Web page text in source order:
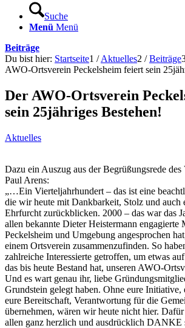
Suche
Menü Menü
Beiträge
Du bist hier: Startseite1 / Aktuelles2 / Beiträge
AWO-Ortsverein Peckelsheim feiert sein
Der AWO-Ortsverein
sein 25jähriges Bestehen!
Aktuelles
Dazu ein Auszug aus der Begrüßungsrede des
Paul Arens:
„…Ein Vierteljahrhundert – das ist eine
die wir heute mit Dankbarkeit, Stolz und auch
Ehrfurcht zurückblicken. 2000 – das war das
allen bekannte Dieter Heistermann engagierte
Peckelsheim und Umgebung angesprochen
einem Ortsverein zusammenzufinden. So
zahlreiche Interessierte getroffen, um etwas
das bis heute Bestand hat, unseren AWO-
Und es wart genau ihr, liebe
Grundstein gelegt haben. Ohne eure Initiative,
eure Bereitschaft, Verantwortung für die
übernehmen, wären wir heute nicht hier.
allen ganz herzlich und ausdrücklich